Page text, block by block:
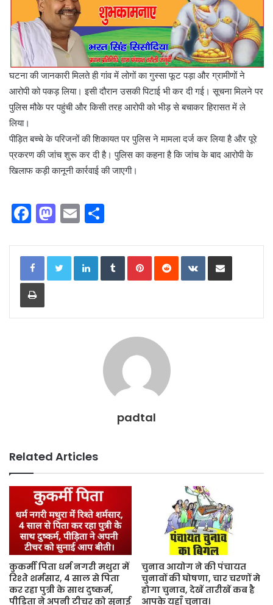
घटना की जानकारी मिलते ही गांव में लोगों का गुस्सा फूट पड़ा और ग्रामीणों ने
आरोपी को पकड़ लिया। इसी दौरान उसकी पिटाई भी कर दी गई। सूचना मिलने पर
पुलिस मौके पर पहुंची और किसी तरह आरोपी को भीड़ से बचाकर हिरासत में ले
लिया।
पीड़ित बच्चे के परिजनों की शिकायत पर पुलिस ने मामला दर्ज कर लिया है और पूरे
प्रकरण की जांच शुरू कर दी है। पुलिस का कहना है कि जांच के बाद आरोपी के
खिलाफ कड़ी कानूनी कार्रवाई की जाएगी।
F
c
e
b
o
M
st
o
E
ai
l
ar
e
LinkedInTumblrPinterestReddit VKontakteShare via Email
Print
padtal
Related Articles
कुकर्मी पिता धर्म नगरी मथुरा में
रिश्ते शर्मसार, 4 साल से पिता
कर रहा पुत्री के साथ दुष्कर्म,
पीड़िता ने अपनी टीचर को सुनाई
चुनाव आयोग ने की पंचायत
चुनावों की घोषणा, चार चरणों मे
होगा चुनाव, देखें तारीखें कब है
आपके यहाँ चुनाव।